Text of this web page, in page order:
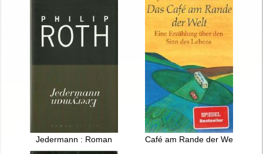
Jedermann : Roman Café am Rande der Welt :